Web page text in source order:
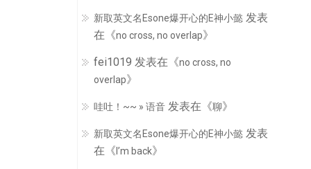
新取英文名Esone爆开心的E神小懿 发表
在《no cross, no overlap》
fei1019 发表在《no cross, no
overlap》
哇吐！~~ » 语音 发表在《聊》
新取英文名Esone爆开心的E神小懿 发表
在《 I’m back》